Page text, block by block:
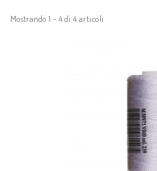
Mostrando 1 - 4 di 4 articoli